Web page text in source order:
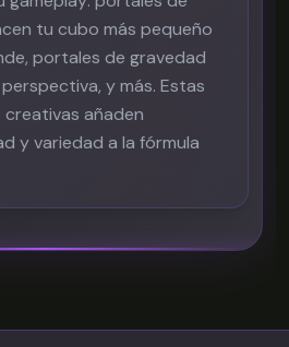
tu cubo más pequeño
portales de gravedad
y más. Estas
creativas añaden
y variedad a la fórmula